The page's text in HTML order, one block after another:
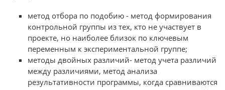
метод отбора по подобию - метод формирования
контрольной группы из тех, кто не участвует в
проекте, но наиболее близок по ключе­вым
переменным к экспериментальной группе;
методы двойных различий- метод учета различий
между различия­ми, метод анализа
результативности программы, когда сравниваются